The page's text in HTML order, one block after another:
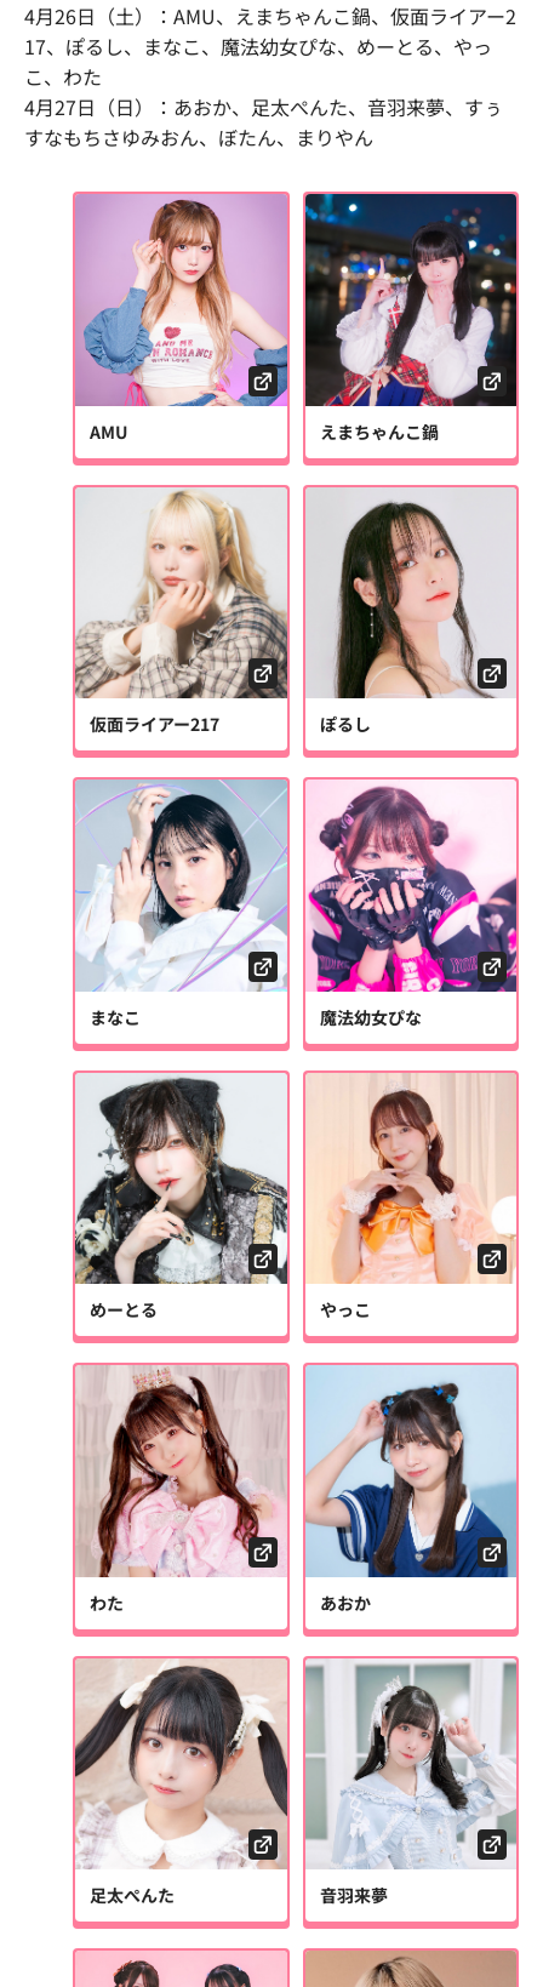
4月26日（土）：AMU、えまちゃんこ鍋、仮面ライアー2
17、ぽるし、まなこ、魔法幼女ぴな、めーとる、やっ
こ、わた
4月27日（日）：あおか、足太ぺんた、音羽来夢、すぅ
すなもちさゆみおん、ぼたん、まりやん
AMU えまちゃんこ鍋
仮面ライアー217 ぽるし
まなこ 魔法幼女ぴな
めーとる やっこ
わた あおか
足太ぺんた 音羽来夢